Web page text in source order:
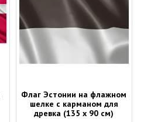
Флаг Эстонии на флажном
шелке с карманом для
древка (135 х 90 см)